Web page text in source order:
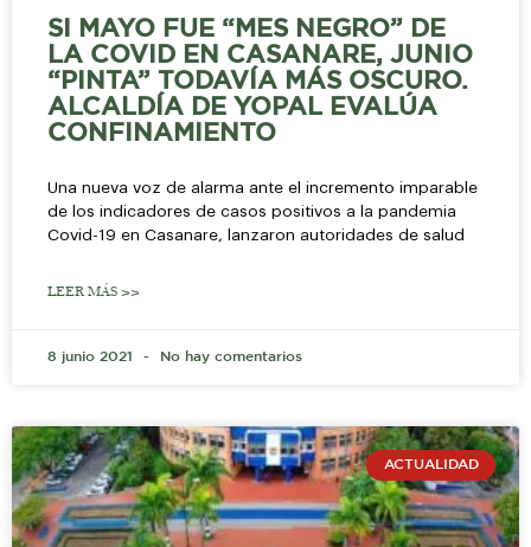
SI MAYO FUE “MES NEGRO” DE
LA COVID EN CASANARE, JUNIO
“PINTA” TODAVÍA MÁS OSCURO.
ALCALDÍA DE YOPAL EVALÚA
CONFINAMIENTO
Una nueva voz de alarma ante el incremento imparable
de los indicadores de casos positivos a la pandemia
Covid-19 en Casanare, lanzaron autoridades de salud
LEER MÁS >>
8 junio 2021 No hay comentarios
ACTUALIDAD